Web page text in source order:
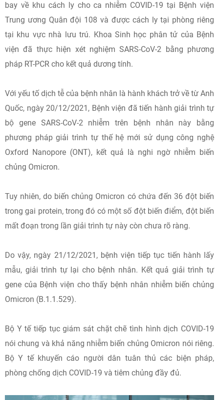
bay về khu cách ly cho ca nhiễm COVID-19 tại Bệnh viện
Trung ương Quân đội 108 và được cách ly tại phòng riêng
tại khu vực nhà lưu trú. Khoa Sinh học phân tử của Bệnh
viện đã thực hiện xét nghiệm SARS-CoV-2 bằng phương
pháp RT-PCR cho kết quả dương tính.
Với yếu tố dịch tễ của bệnh nhân là hành khách trở về từ Anh
Quốc, ngày 20/12/2021, Bệnh viện đã tiến hành giải trình tự
bộ gene SARS-CoV-2 nhiễm trên bệnh nhân này bằng
phương pháp giải trình tự thế hệ mới sử dụng công nghệ
Oxford Nanopore (ONT), kết quả là nghi ngờ nhiễm biến
chủng Omicron.
Tuy nhiên, do biến chủng Omicron có chứa đến 36 đột biến
trong gai protein, trong đó có một số đột biến điểm, đột biến
mất đoạn trong lần giải trình tự này còn chưa rõ ràng.
Do vậy, ngày 21/12/2021, bệnh viện tiếp tục tiến hành lấy
mẫu, giải trình tự lại cho bệnh nhân. Kết quả giải trình tự
gene của Bệnh viện cho thấy bệnh nhân nhiễm biến chủng
Omicron (B.1.1.529).
Bộ Y tế tiếp tục giám sát chặt chẽ tình hình dịch COVID-19
nói chung và khả năng nhiễm biến chủng Omicron nói riêng.
Bộ Y tế khuyến cáo người dân tuân thủ các biện pháp,
phòng chống dịch COVID-19 và tiêm chủng đầy đủ.